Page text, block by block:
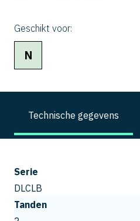
Geschikt voor:
N
Technische gegevens
Serie
DLCLB
Tanden